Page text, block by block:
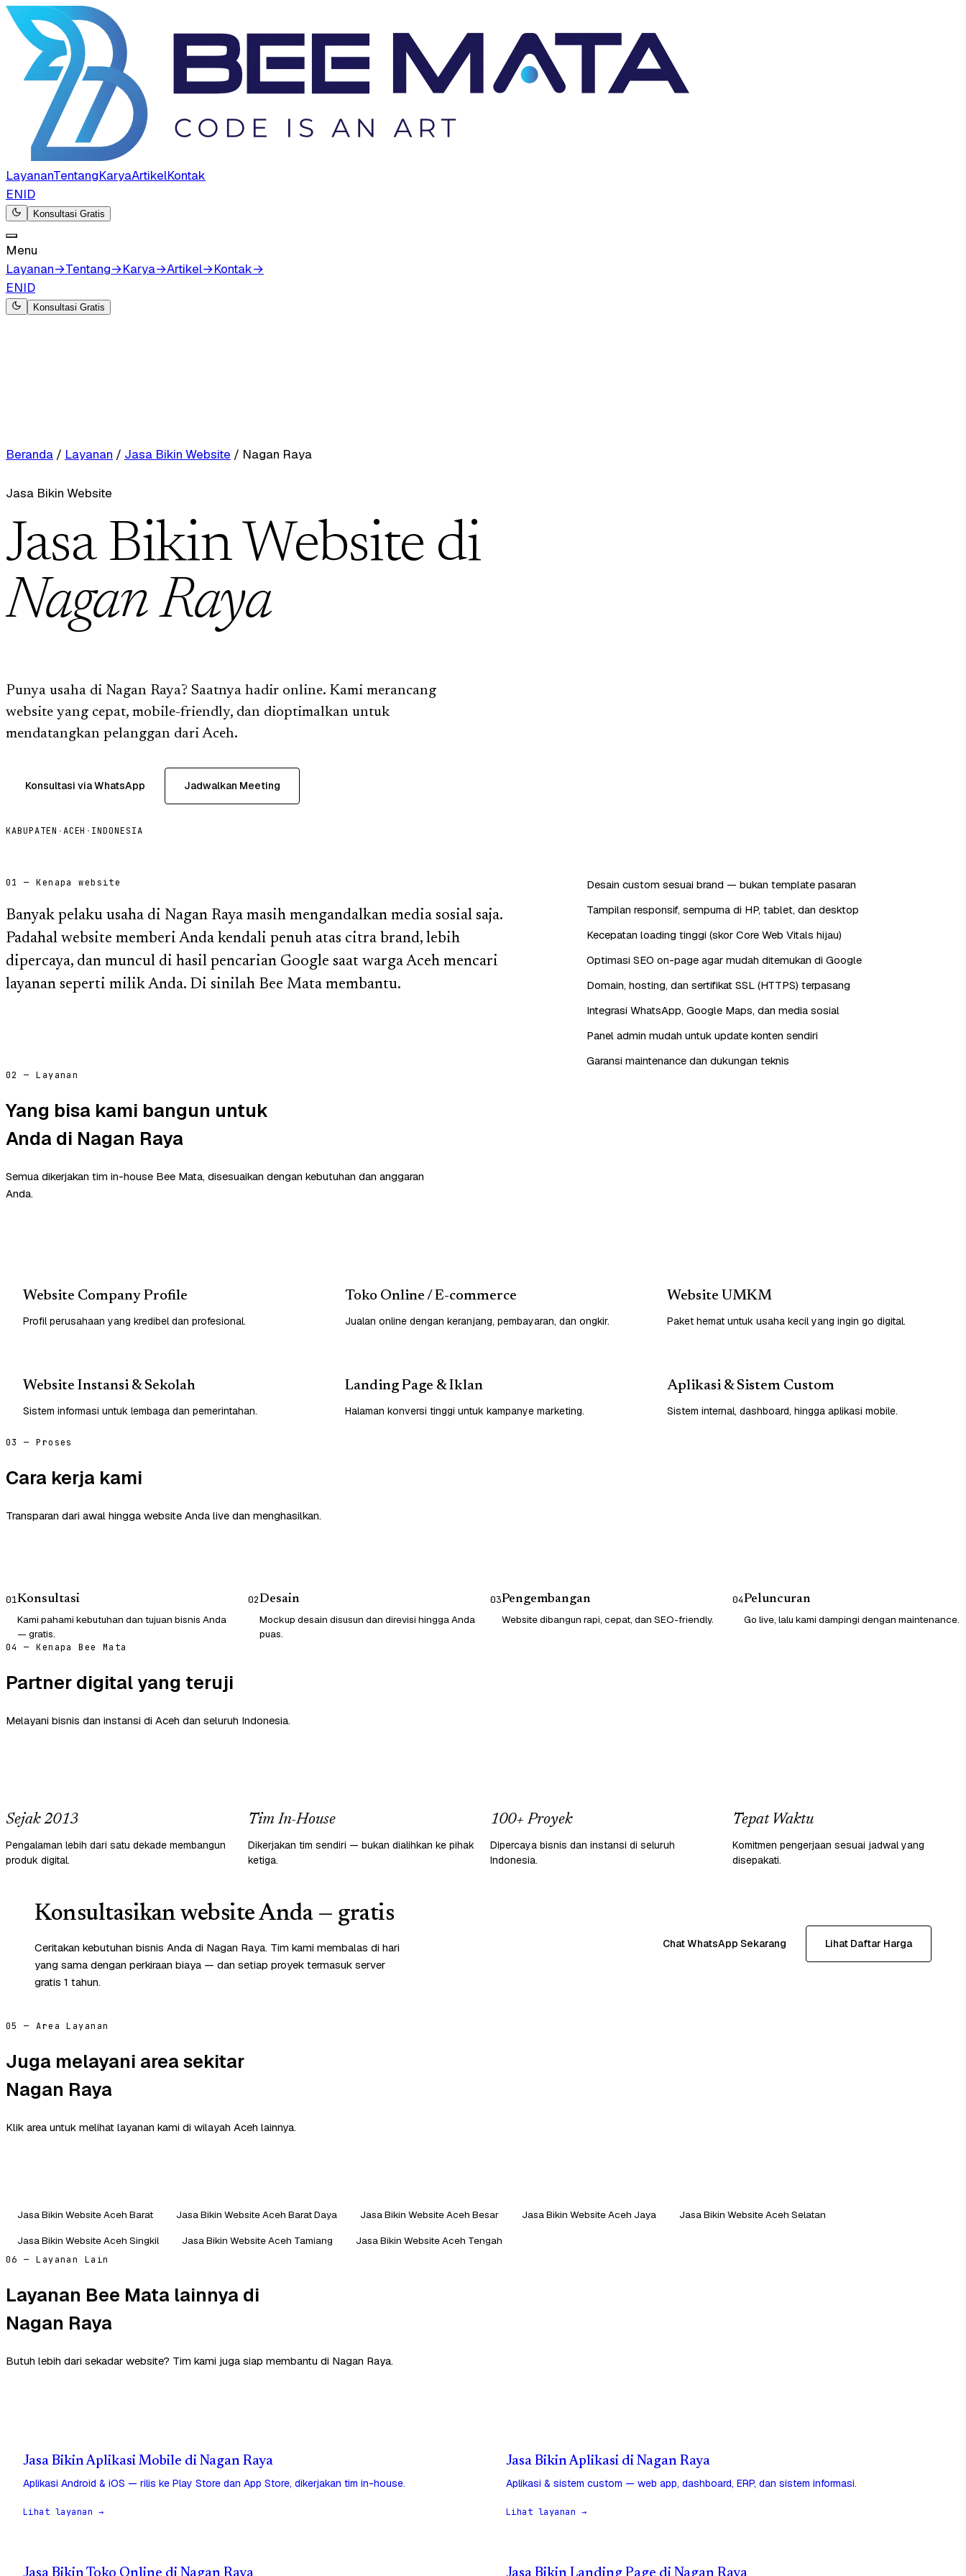
LayananTentangKaryaArtikelKontak
ENID
Konsultasi Gratis
Menu
Layanan→Tentang→Karya→Artikel→Kontak→
ENID
Konsultasi Gratis
Beranda / Layanan / Jasa Bikin Website / Nagan Raya
Jasa Bikin Website
Jasa Bikin Website di
Nagan Raya
Punya usaha di Nagan Raya? Saatnya hadir online. Kami merancang
website yang cepat, mobile-friendly, dan dioptimalkan untuk
mendatangkan pelanggan dari Aceh.
Konsultasi via WhatsApp Jadwalkan Meeting
KABUPATEN ·ACEH · INDONESIA
01 — Kenapa website
Banyak pelaku usaha di Nagan Raya masih mengandalkan media sosial saja.
Padahal website memberi Anda kendali penuh atas citra brand, lebih
dipercaya, dan muncul di hasil pencarian Google saat warga Aceh mencari
layanan seperti milik Anda. Di sinilah Bee Mata membantu.
Desain custom sesuai brand — bukan template pasaran
Tampilan responsif, sempurna di HP, tablet, dan desktop
Kecepatan loading tinggi (skor Core Web Vitals hijau)
Optimasi SEO on-page agar mudah ditemukan di Google
Domain, hosting, dan sertifikat SSL (HTTPS) terpasang
Integrasi WhatsApp, Google Maps, dan media sosial
Panel admin mudah untuk update konten sendiri
Garansi maintenance dan dukungan teknis
02 — Layanan
Yang bisa kami bangun untuk
Anda di Nagan Raya
Semua dikerjakan tim in-house Bee Mata, disesuaikan dengan kebutuhan dan anggaran
Anda.
Website Company Profile
Profil perusahaan yang kredibel dan profesional.
Toko Online / E-commerce
Jualan online dengan keranjang, pembayaran, dan ongkir.
Website UMKM
Paket hemat untuk usaha kecil yang ingin go digital.
Website Instansi & Sekolah
Sistem informasi untuk lembaga dan pemerintahan.
Landing Page & Iklan
Halaman konversi tinggi untuk kampanye marketing.
Aplikasi & Sistem Custom
Sistem internal, dashboard, hingga aplikasi mobile.
03 — Proses
Cara kerja kami
Transparan dari awal hingga website Anda live dan menghasilkan.
01Konsultasi
Kami pahami kebutuhan dan tujuan bisnis Anda
— gratis.
02Desain
Mockup desain disusun dan direvisi hingga Anda
puas.
03Pengembangan
Website dibangun rapi, cepat, dan SEO-friendly.
04Peluncuran
Go live, lalu kami dampingi dengan maintenance.
04 — Kenapa Bee Mata
Partner digital yang teruji
Melayani bisnis dan instansi di Aceh dan seluruh Indonesia.
Sejak 2013
Pengalaman lebih dari satu dekade membangun
produk digital.
Tim In-House
Dikerjakan tim sendiri — bukan dialihkan ke pihak
ketiga.
100+ Proyek
Dipercaya bisnis dan instansi di seluruh
Indonesia.
Tepat Waktu
Komitmen pengerjaan sesuai jadwal yang
disepakati.
Konsultasikan website Anda — gratis
Ceritakan kebutuhan bisnis Anda di Nagan Raya. Tim kami membalas di hari
yang sama dengan perkiraan biaya — dan setiap proyek termasuk server
gratis 1 tahun.
Chat WhatsApp Sekarang Lihat Daftar Harga
05 — Area Layanan
Juga melayani area sekitar
Nagan Raya
Klik area untuk melihat layanan kami di wilayah Aceh lainnya.
Jasa Bikin Website Aceh Barat Jasa Bikin Website Aceh Barat Daya Jasa Bikin Website Aceh Besar Jasa Bikin Website Aceh Jaya
Jasa Bikin Website Aceh Selatan
Jasa Bikin Website Aceh Singkil
Jasa Bikin Website Aceh Tamiang Jasa Bikin Website Aceh Tengah
06 — Layanan Lain
Layanan Bee Mata lainnya di
Nagan Raya
Butuh lebih dari sekadar website? Tim kami juga siap membantu di Nagan Raya.
Jasa Bikin Aplikasi Mobile di Nagan Raya
Aplikasi Android & iOS — rilis ke Play Store dan App Store, dikerjakan tim in-house.
Lihat layanan →
Jasa Bikin Aplikasi di Nagan Raya
Aplikasi & sistem custom — web app, dashboard, ERP, dan sistem informasi.
Lihat layanan →